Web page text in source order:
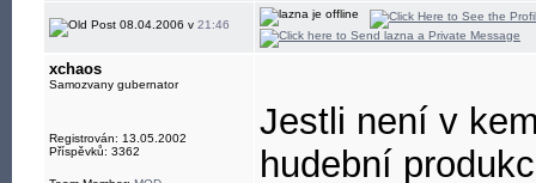
08.04.2006 v 21:46
xchaos
Samozvany gubernator
Registrován: 13.05.2002
Příspěvků: 3362
Jestli není v
hudební